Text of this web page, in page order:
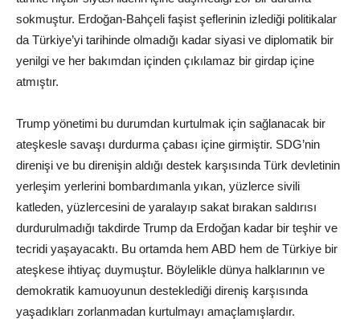
sokmuştur. Erdoğan-Bahçeli faşist şeflerinin izlediği politikalar
da Türkiye’yi tarihinde olmadığı kadar siyasi ve diplomatik bir
yenilgi ve her bakımdan içinden çıkılamaz bir girdap içine
atmıştır.
Trump yönetimi bu durumdan kurtulmak için sağlanacak bir
ateşkesle savaşı durdurma çabası içine girmiştir. SDG’nin
direnişi ve bu direnişin aldığı destek karşısında Türk devletinin
yerleşim yerlerini bombardımanla yıkan, yüzlerce sivili
katleden, yüzlercesini de yaralayıp sakat bırakan saldırısı
durdurulmadığı takdirde Trump da Erdoğan kadar bir teşhir ve
tecridi yaşayacaktı. Bu ortamda hem ABD hem de Türkiye bir
ateşkese ihtiyaç duymuştur. Böylelikle dünya halklarının ve
demokratik kamuoyunun desteklediği direniş karşısında
yaşadıkları zorlanmadan kurtulmayı amaçlamışlardır.